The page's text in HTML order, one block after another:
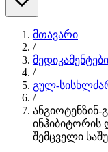
მთავარი
/
მედიკამენტები
/
გულ-
/
ინჰიბიტორის
შემცველი